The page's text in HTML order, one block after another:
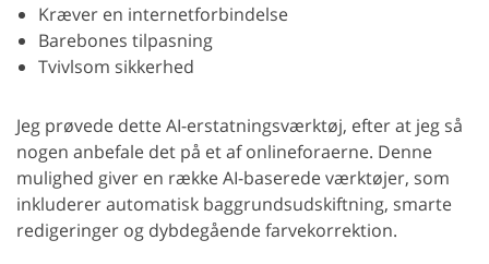
Kræver en internetforbindelse
Barebones tilpasning
Tvivlsom sikkerhed
Jeg prøvede dette AI-erstatningsværktøj, efter at jeg så
nogen anbefale det på et af onlineforaerne. Denne
mulighed giver en række AI-baserede værktøjer, som
inkluderer automatisk baggrundsudskiftning, smarte
redigeringer og dybdegående farvekorrektion.